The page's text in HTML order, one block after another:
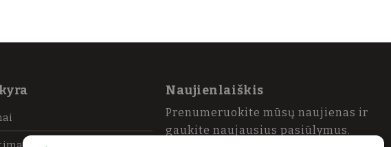
Naujienlaiškis
Prenumeruokite mūsų naujienas ir
gaukite naujausius pasiūlymus.